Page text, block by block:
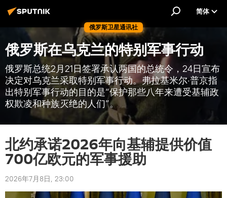
俄罗斯卫星通讯社
简体
俄罗斯在乌克兰的特别军事行动
俄罗斯总统2月21日签署承认两国的总统令，24日宣布
决定对乌克兰采取特别军事行动。弗拉基米尔·普京指
出特别军事行动的目的是“保护那些八年来遭受基辅政
权欺凌和种族灭绝的人们”。
北约承诺2026年向基辅提供价值
700亿欧元的军事援助
2026年7月8日, 23:00